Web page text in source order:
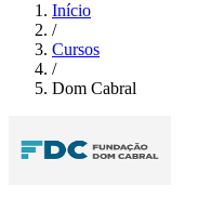
Início
/
Cursos
/
Dom Cabral